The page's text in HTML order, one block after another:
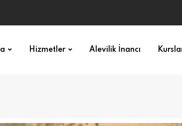
Hizmetler Alevilik İnancı